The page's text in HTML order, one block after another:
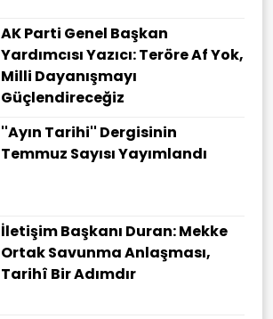
AK Parti Genel Başkan
Yardımcısı Yazıcı: Teröre Af Yok,
Milli Dayanışmayı
Güçlendireceğiz
''Ayın Tarihi'' Dergisinin
Temmuz Sayısı Yayımlandı
İletişim Başkanı Duran: Mekke
Ortak Savunma Anlaşması,
Tarihî Bir Adımdır